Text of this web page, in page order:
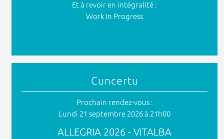
Et à revoir en intégralité :
Work In Progress
Cuncertu
Prochain rendez-vous :
Lundi 21 septembre 2026 à 21h00
ALLEGRIA 2026 - VITALBA